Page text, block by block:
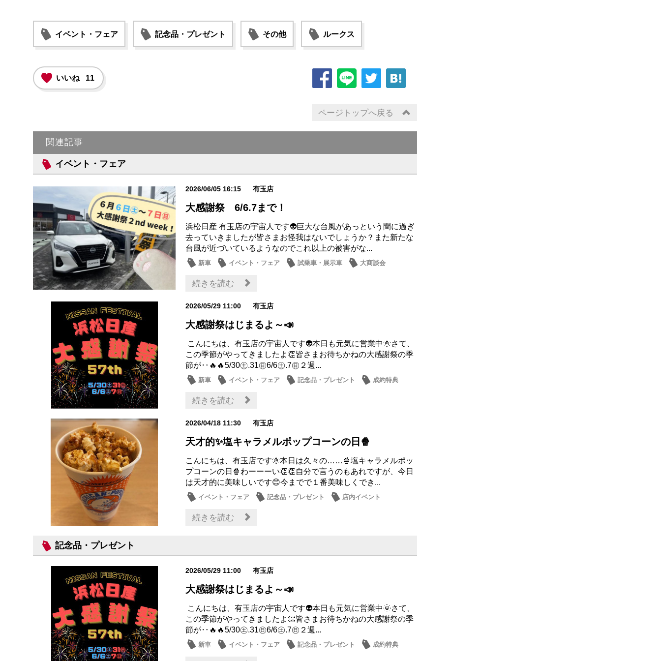
イベント・フェア 記念品・プレゼント その他 ルークス
いいね 11
ページトップへ戻る
関連記事
イベント・フェア
2026/06/05 16:15 有玉店
大感謝祭 6/6.7まで！
浜松日産 有玉店の宇宙人です👽巨大な台風があっという間に過ぎ
去っていきましたが皆さまお怪我はないでしょうか？また新たな
台風が近づいているようなのでこれ以上の被害がな...
新車 イベント・フェア 試乗車・展示車
大商談会
キックス
続きを読む
2026/05/29 11:00 有玉店
大感謝祭はじまるよ～📣
こんにちは、有玉店の宇宙人です👽本日も元気に営業中🌞さて、
この季節がやってきましたよ👏皆さまお待ちかねの大感謝祭の季
節が‥🔥🔥5/30㊏.31㊐6/6㊏.7㊐２週...
新車 イベント・フェア 記念品・プレゼント
成約特典
大商談会
続きを読む
2026/04/18 11:30 有玉店
天才的✨塩キャラメルポップコーンの日🍿
こんにちは、有玉店です🌞本日は久々の……🍿塩キャラメルポッ
プコーンの日🍿わーーーい👏👏自分で言うのもあれですが、今日
は天才的に美味しいです😊今までで１番美味しくでき...
イベント・フェア 記念品・プレゼント
店内イベント
おもてなし
続きを読む
記念品・プレゼント
2026/05/29 11:00 有玉店
大感謝祭はじまるよ～📣
こんにちは、有玉店の宇宙人です👽本日も元気に営業中🌞さて、
この季節がやってきましたよ👏皆さまお待ちかねの大感謝祭の季
節が‥🔥🔥5/30㊏.31㊐6/6㊏.7㊐２週...
新車 イベント・フェア 記念品・プレゼント
成約特典